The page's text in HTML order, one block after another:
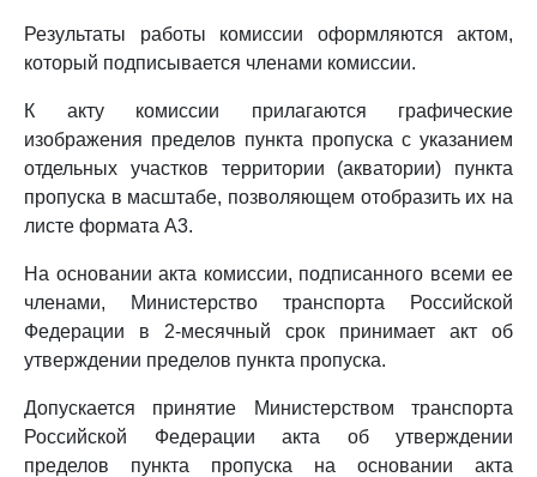
Результаты работы комиссии оформляются актом,
который подписывается членами комиссии.
К акту комиссии прилагаются графические
изображения пределов пункта пропуска с указанием
отдельных участков территории (акватории) пункта
пропуска в масштабе, позволяющем отобразить их на
листе формата A3.
На основании акта комиссии, подписанного всеми ее
членами, Министерство транспорта Российской
Федерации в 2-месячный срок принимает акт об
утверждении пределов пункта пропуска.
Допускается принятие Министерством транспорта
Российской Федерации акта об утверждении
пределов пункта пропуска на основании акта